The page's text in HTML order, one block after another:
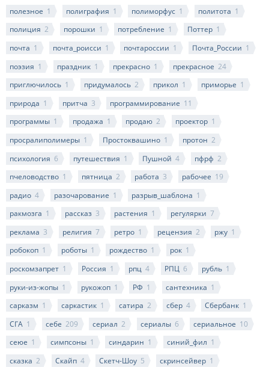
полезное 1 полиграфия 1 полиморфус 1 политота 1
полиция 2 порошки 1 потребление 1 Поттер 1
почта 1 почта_роисси 1 почтароссии 1 Почта_России 1
поэзия 1 праздник 1 прекрасно 1 прекрасное 24
приглючилось 1 придумалось 2 прикол 1 приморье 1
природа 1 притча 3 программирование 11
программы 1 продажа 1 продаю 2 проектор 1
просралиполимеры 1 Простоквашино 1 протон 2
психология 6 путешествия 1 Пушной 4 пфрф 2
пчеловодство 1 пятница 2 работа 3 рабочее 19
радио 4 разочарование 1 разрыв_шаблона 1
ракмозга 1 рассказ 3 растения 1 регулярки 7
реклама 3 религия 7 ретро 1 рецензия 2 ржу 1
робокоп 1 роботы 1 рождество 1 рок 1
роскомзапрет 1 Россия 1 рпц 4 РПЦ 6 рубль 1
руки-из-жопы 1 рукожоп 1 РФ 1 сантехника 1
сарказм 1 саркастик 1 сатира 2 сбер 4 Сбербанк 1
СГА 1 себе 209 сериал 2 сериалы 6 сериальное 10
сеюе 1 симпсоны 1 синдарин 1 синий_фил 1
сказка 2 Скайп 4 Скетч-Шоу 5 скринсейвер 1